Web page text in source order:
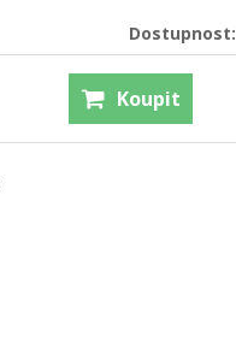
Dostupnost:
Koupit